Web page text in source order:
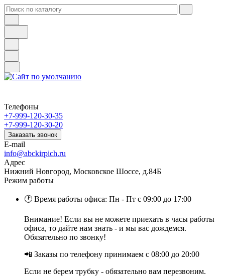
Телефоны
+7-999-120-30-35
+7-999-120-30-20
Заказать звонок
E-mail
info@abckirpich.ru
Адрес
Нижний Новгород, Московское Шоссе, д.84Б
Режим работы
🕐 Время работы офиса: Пн - Пт с 09:00 до 17:00
Внимание! Если вы не можете приехать в часы работы
офиса, то дайте нам знать - и мы вас дождемся.
Обязательно по звонку!
📲 Заказы по телефону принимаем с 08:00 до 20:00
Если не берем трубку - обязательно вам перезвоним.